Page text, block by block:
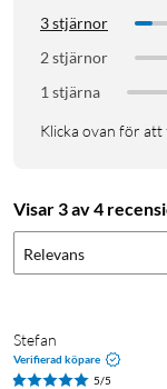
3 stjärnor
2 stjärnor
1 stjärna
Klicka ovan för
Visar 3 av 4
Relevans
Stefan
Verifierad köpare
5/5